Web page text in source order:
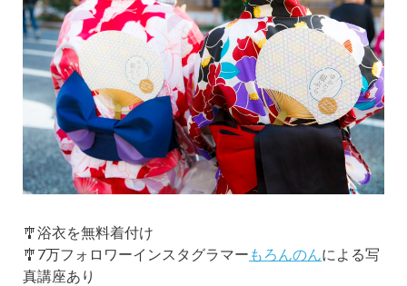
🎐浴衣を無料着付け
🎐7万フォロワーインスタグラマー もろんのんによる写
真講座あり